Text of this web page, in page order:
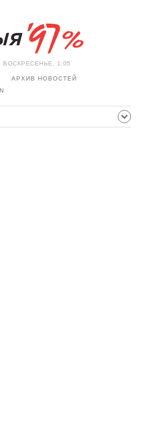
ВОСКРЕСЕНЬЕ, 1:05
АРХИВ НОВОСТЕЙ